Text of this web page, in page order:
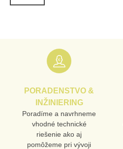
PORADENSTVO &
INŽINIERING
Poradíme a navrhneme
vhodné technické
riešenie ako aj
pomôžeme pri vývoji